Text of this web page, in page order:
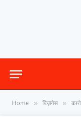
Home » बिज़नेस »